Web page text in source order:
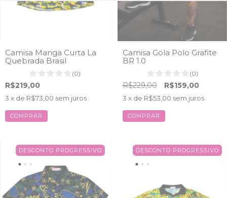
Camisa Manga Curta La
Quebrada Brasil
(0)
R$219,00
3 x de R$73,00 sem juros
COMPRAR
Camisa Gola Polo Grafite
BR 1.0
(0)
R$229,00 R$159,00
3 x de R$53,00 sem juros
COMPRAR
DESCONTO PROGRESSIVO DESCONTO PROGRESSIVO